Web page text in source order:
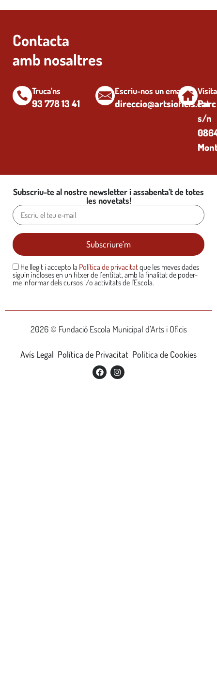
Contacta
amb nosaltres
Truca’ns
93 778 13 41
Escriu-nos un email
direccio@artsioficis.cat
s/n
Subscriu-te al nostre newsletter i assabenta’t de totes
les novetats!
He llegit i accepto la Política de privacitatque les meves dades
siguin incloses en un fitxer de l’entitat, amb la finalitat de poder-
me informar dels cursos i/o activitats de l'Escola.
2026 © Fundació Escola Municipal d’Arts i Oficis
Avís Legal Política de Privacitat Política de Cookies